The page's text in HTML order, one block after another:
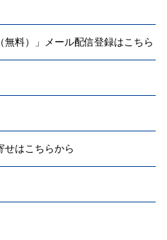
無料）」メール配信登録はこちら
せはこちらから